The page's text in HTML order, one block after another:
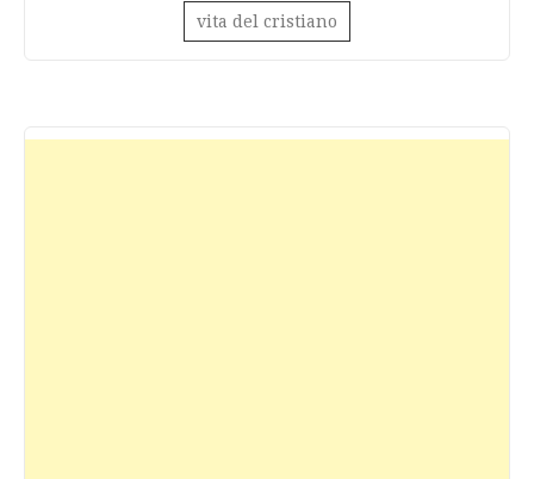
vita del cristiano